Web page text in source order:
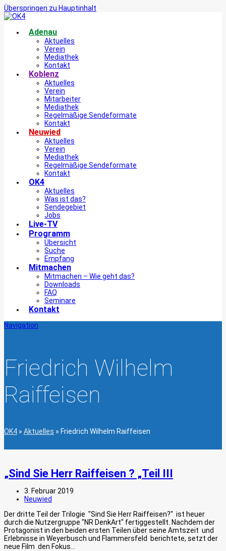
Überspringen zu Hauptinhalt
Adenau
Aktuelles
Verein
Mediathek
Kontakt
Koblenz
Aktuelles
Verein
Mitarbeiter
Mediathek
Regelmäßige Sendeformate
Kontakt
Neuwied
Aktuelles
Verein
Mediathek
Regelmäßige Sendeformate
Kontakt
OK4
Aktuelles
Was ist das?
Sendegebiet
Jobs
Live-TV
Programm
Übersicht
Suche
Empfang
Mitmachen
Mitmachen – Wie geht das?
Downloads
FAQ
Seminare
Kontakt
Navigation
Friedrich Wilhelm
Raiffeisen
OK4 » Aktuelles » Friedrich Wilhelm Raiffeisen
„Sind Sie Herr Raiffeisen ? „Teil III
3. Februar 2019
Neuwied
Der dritte Teil der Trilogie "Sind Sie Herr Raiffeisen?" ist heuer
durch die Nutzergruppe "NR DenkArt" fertiggestellt. Nachdem der
Protagonist in den beiden ersten Teilen über seine Amtszeit und
Erlebnisse in Weyerbusch und Flammersfeld berichtete, setzt der
neue Film den Fokus…